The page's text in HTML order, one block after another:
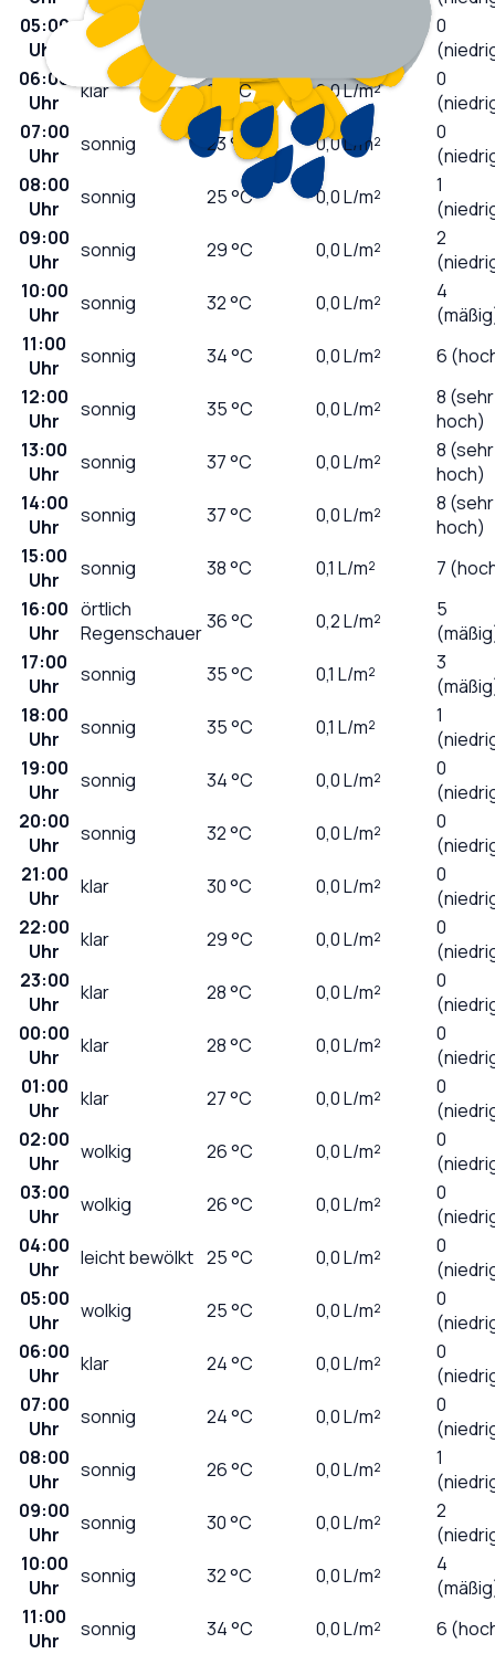
05:00
Uhr
klar
0
06:00
Uhr
klar 23 °C 0,0L/m²
0
07:00
Uhr
sonnig 23°C 0,0L/m²
0
08:00
Uhr
sonnig 25°C 0,0L/m²
1
09:00
Uhr
sonnig 29°C 0,0L/m²
2
10:00
Uhr
sonnig 32°C 0,0L/m²
4
11:00
Uhr
sonnig 34°C 0,0L/m²
6
12:00
Uhr
sonnig 35°C 0,0L/m²
8 (sehr
hoch)
13:00
Uhr
sonnig 37°C 0,0L/m²
8 (sehr
hoch)
14:00
Uhr
sonnig 37°C 0,0L/m²
8 (sehr
hoch)
15:00
Uhr
sonnig 38°C 0,1 L/m²
7
16:00
Uhr
örtlich
Regenschauer36°C 0,2L/m²
5
17:00
Uhr
sonnig 35°C 0,1 L/m²
3
18:00
Uhr
sonnig 35°C 0,1 L/m²
1
19:00
Uhr
sonnig 34°C 0,0L/m²
0
20:00
Uhr
sonnig 32°C 0,0L/m²
0
21:00
Uhr
klar 30°C 0,0L/m²
0
22:00
Uhr
klar 29°C 0,0L/m²
0
23:00
Uhr
klar 28°C 0,0L/m²
0
00:00
Uhr
klar 28°C 0,0L/m²
0
01:00
Uhr
klar 27°C 0,0L/m²
0
02:00
Uhr
wolkig 26°C 0,0L/m²
0
03:00
Uhr
wolkig 26°C 0,0L/m²
0
04:00
Uhr
leicht bewölkt 25°C 0,0L/m²
0
05:00
Uhr
wolkig 25°C 0,0L/m²
0
06:00
Uhr
klar 24°C 0,0L/m²
0
07:00
Uhr
sonnig 24°C 0,0L/m²
0
08:00
Uhr
sonnig 26°C 0,0L/m²
1
09:00
Uhr
sonnig 30°C 0,0L/m²
2
10:00
Uhr
sonnig 32°C 0,0L/m²
4
11:00
Uhr
sonnig 34°C 0,0L/m²
6